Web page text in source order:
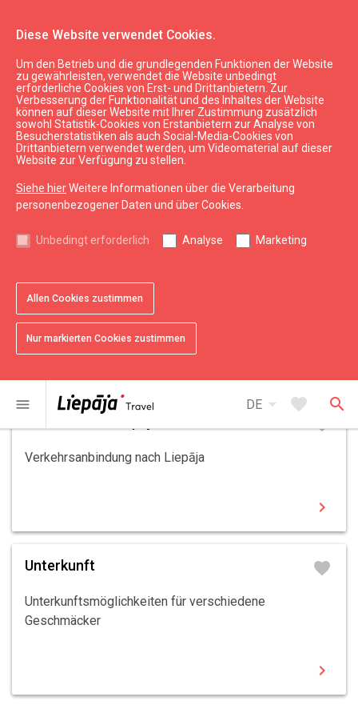
Diese Website verwendet Cookies.
Um den Betrieb und die grundlegenden Funktionen der Website
zu gewährleisten, verwendet die Website unbedingt
erforderliche Cookies von Erst- und Drittanbietern. Zur
Verbesserung der Funktionalität und des Inhaltes der Website
können auf dieser Website mit Ihrer Zustimmung zusätzlich
sowohl Statistik-Cookies von Erstanbietern zur Analyse von
Besucherstatistiken als auch Social-Media-Cookies von
Drittanbietern verwendet werden, um Videomaterial auf dieser
Website zur Verfügung zu stellen.
Siehe hierWeitere Informationen über die Verarbeitung
personenbezogener Daten und über Cookies.
Unbedingt erforderlich Analyse Marketing
Allen Cookies zustimmen
Nur markierten Cookies zustimmen
menu DE arrow_drop_down favorite search
Liepāja ist ein ideales Urlaubsziel
favorite
Verkehrsanbindung nach Liepāja
chevron_right
Unterkunft favorite
Unterkunftsmöglichkeiten für verschiedene
Geschmäcker
chevron_right